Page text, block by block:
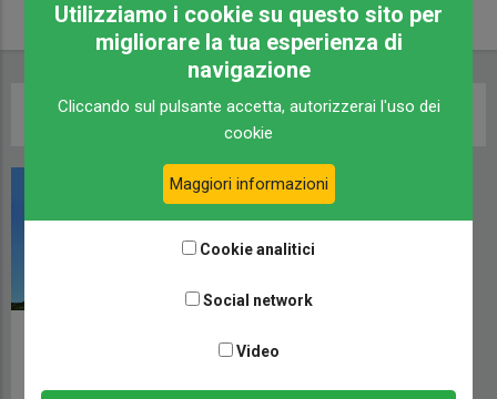
Briciole
Home /Mercedes Daimler Benz 813lp
Utilizziamo i cookie su questo sito per
migliorare la tua esperienza di
navigazione
Cliccando sul pulsante accetta, autorizzerai l'uso dei
cookie
Maggiori informazioni
Cookie analitici
Social network
Video